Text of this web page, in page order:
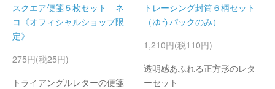
スクエア便箋５枚セット ネ
コ《オフィシャルショップ限
定》
275円(税25円)
トライアングルレターの便箋
トレーシング封筒６柄セット
（ゆうパックのみ）
1,210円(税110円)
透明感あふれる正方形のレタ
ーセット